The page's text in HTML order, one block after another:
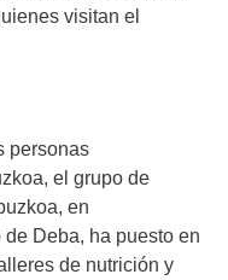
visitan el
personas
el grupo de
en
Deba, ha puesto en
de nutrición y